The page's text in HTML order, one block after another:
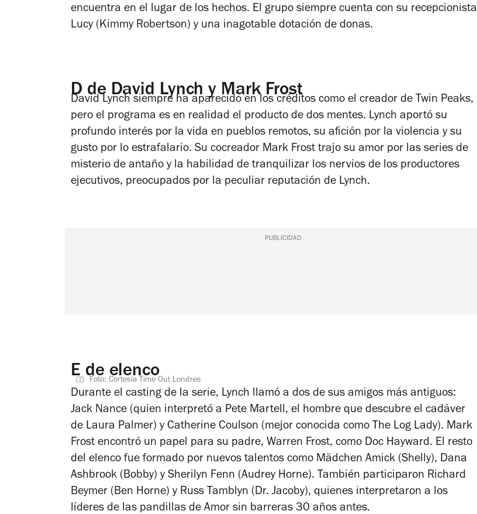
encuentra en el lugar de los hechos. El grupo siempre cuenta con su recepcionista
Lucy (Kimmy Robertson) y una inagotable dotación de donas.
D de David Lynch y Mark Frost
David Lynch siempre ha aparecido en los créditos como el creador de Twin Peaks,
pero el programa es en realidad el producto de dos mentes. Lynch aportó su
profundo interés por la vida en pueblos remotos, su afición por la violencia y su
gusto por lo estrafalario. Su cocreador Mark Frost trajo su amor por las series de
misterio de antaño y la habilidad de tranquilizar los nervios de los productores
ejecutivos, preocupados por la peculiar reputación de Lynch.
PUBLICIDAD
E de elenco
Foto: Cortesía Time Out Londres
Durante el casting de la serie, Lynch llamó a dos de sus amigos más antiguos:
Jack Nance (quien interpretó a Pete Martell, el hombre que descubre el cadáver
de Laura Palmer) y Catherine Coulson (mejor conocida como The Log Lady). Mark
Frost encontró un papel para su padre, Warren Frost, como Doc Hayward. El resto
del elenco fue formado por nuevos talentos como Mädchen Amick (Shelly), Dana
Ashbrook (Bobby) y Sherilyn Fenn (Audrey Horne). También participaron Richard
Beymer (Ben Horne) y Russ Tamblyn (Dr. Jacoby), quienes interpretaron a los
líderes de las pandillas de Amor sin barreras 30 años antes.